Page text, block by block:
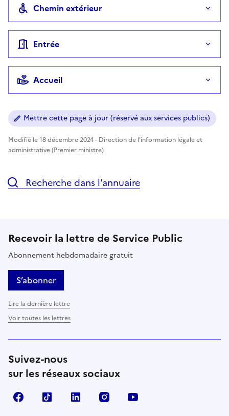
Chemin extérieur
Entrée
Accueil
Mettre cette page à jour (réservé aux services publics)
Modifié le 18 décembre 2024 - Direction de l'information légale et
administrative (Premier ministre)
Recherche dans l’annuaire
Recevoir la lettre de Service Public
Abonnement hebdomadaire gratuit
S’abonner
Lire la dernière lettre
Voir toutes les lettres
Suivez-nous
sur les réseaux sociaux
FacebookTikTok LinkedIn Instagram